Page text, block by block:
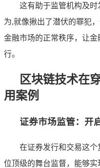
这有助于监管机构及
为,就像揪出了潜伏的罪犯
金融市场的正常秩序，让
行。
区块链技术在
用案例
证券市场监管：开
在证券发行和交易这
位顶级的舞台监督，能够